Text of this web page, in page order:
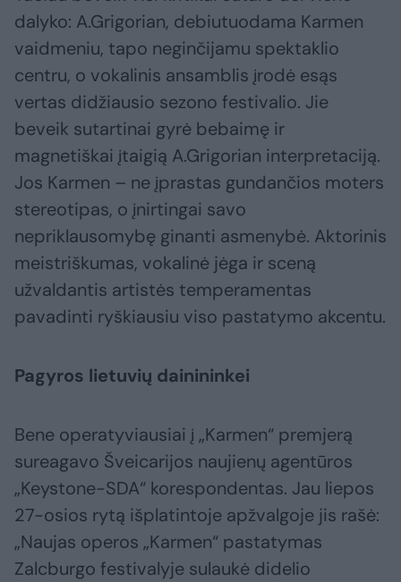
dalyko: A.Grigorian, debiutuodama Karmen
vaidmeniu, tapo neginčijamu spektaklio
centru, o vokalinis ansamblis įrodė esąs
vertas didžiausio sezono festivalio. Jie
beveik sutartinai gyrė bebaimę ir
magnetiškai įtaigią A.Grigorian interpretaciją.
Jos Karmen – ne įprastas gundančios moters
stereotipas, o įnirtingai savo
nepriklausomybę ginanti asmenybė. Aktorinis
meistriškumas, vokalinė jėga ir sceną
užvaldantis artistės temperamentas
pavadinti ryškiausiu viso pastatymo akcentu.
Pagyros lietuvių dainininkei
Bene operatyviausiai į „Karmen“ premjerą
sureagavo Šveicarijos naujienų agentūros
„Keystone-SDA“ korespondentas. Jau liepos
27-osios rytą išplatintoje apžvalgoje jis rašė:
„Naujas operos „Karmen“ pastatymas
Zalcburgo festivalyje sulaukė didelio